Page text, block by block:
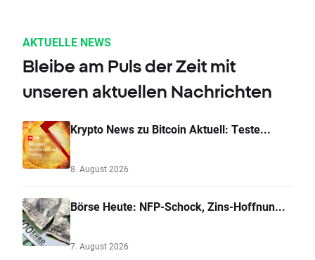
AKTUELLE NEWS
Bleibe am Puls der Zeit mit
unseren aktuellen Nachrichten
Krypto News zu Bitcoin Aktuell: Teste...
8. August 2026
Börse Heute: NFP-Schock, Zins-Hoffnun...
7. August 2026